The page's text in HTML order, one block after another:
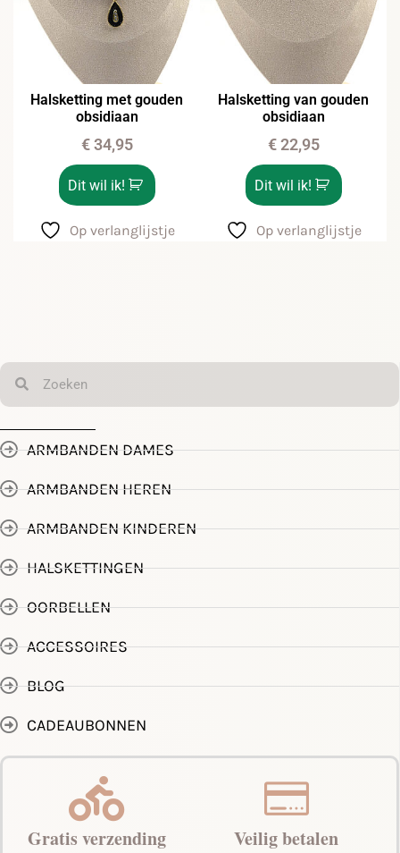
Halsketting met gouden
obsidiaan
€34,95
Dit wil ik!
Op verlanglijstje
Halsketting van gouden
obsidiaan
€22,95
Dit wil ik!
Op verlanglijstje
ARMBANDEN DAMES
ARMBANDEN HEREN
ARMBANDEN KINDEREN
HALSKETTINGEN
OORBELLEN
ACCESSOIRES
BLOG
CADEAUBONNEN
Gratis verzending Veilig betalen